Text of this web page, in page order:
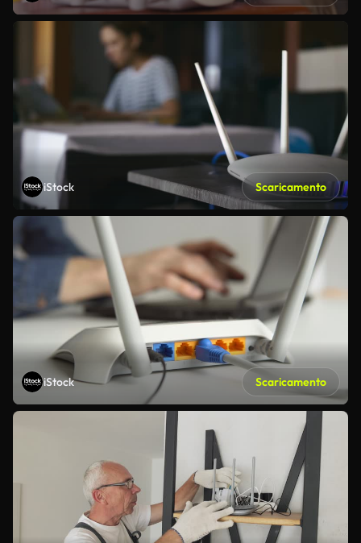
iStock Scaricamento
iStock Scaricamento